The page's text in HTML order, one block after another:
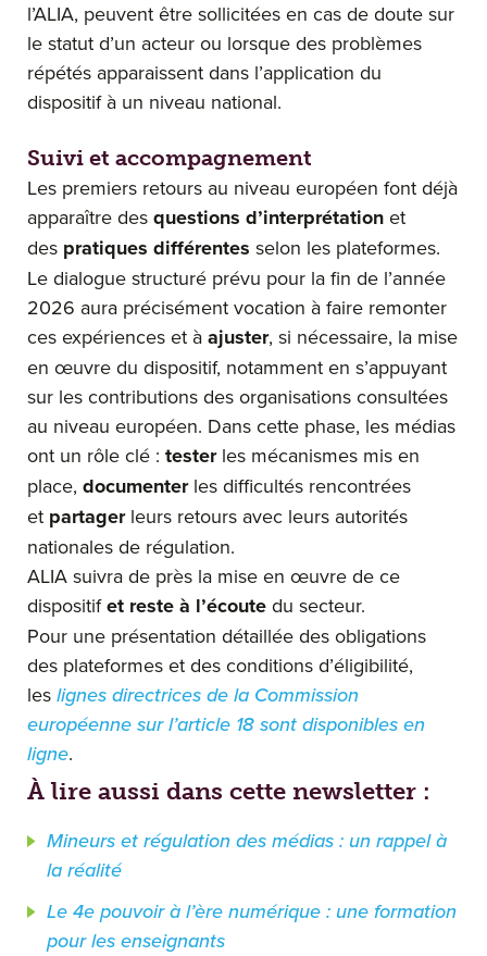
l’ALIA, peuvent être sollicitées en cas de doute sur
le statut d’un acteur ou lorsque des problèmes
répétés apparaissent dans l’application du
dispositif à un niveau national.
Suivi et accompagnement
Les premiers retours au niveau européen font déjà
apparaître des questions d’interprétation et
des pratiques différentes selon les plateformes.
Le dialogue structuré prévu pour la fin de l’année
2026 aura précisément vocation à faire remonter
ces expériences et à ajuster, si nécessaire, la mise
en œuvre du dispositif, notamment en s’appuyant
sur les contributions des organisations consultées
au niveau européen. Dans cette phase, les médias
ont un rôle clé : testerles mécanismes mis en
place, documenterles difficultés rencontrées
et partagerleurs retours avec leurs autorités
nationales de régulation.
ALIA suivra de près la mise en œuvre de ce
dispositifet reste à l’écoute du secteur.
Pour une présentation détaillée des obligations
des plateformes et des conditions d’éligibilité,
les lignes directrices de la Commission
européenne sur l’article 18 sont disponibles en
ligne.
À lire aussi dans cette newsletter :
Mineurs et régulation des médias : un rappel à
la réalité
Le 4e pouvoir à l’ère numérique : une formation
pour les enseignants